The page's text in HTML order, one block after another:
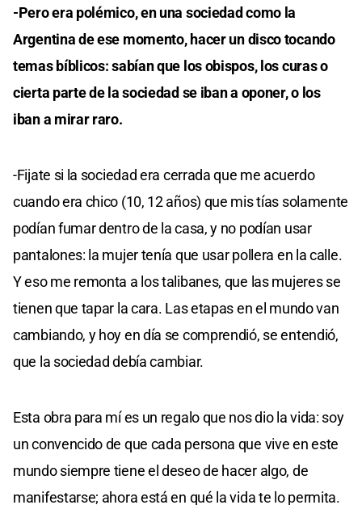
-Pero era polémico, en una sociedad como la
Argentina de ese momento, hacer un disco tocando
temas bíblicos: sabían que los obispos, los curas o
cierta parte de la sociedad se iban a oponer, o los
iban a mirar raro.
-Fijate si la sociedad era cerrada que me acuerdo
cuando era chico (10, 12 años) que mis tías solamente
podían fumar dentro de la casa, y no podían usar
pantalones: la mujer tenía que usar pollera en la calle.
Y eso me remonta a los talibanes, que las mujeres se
tienen que tapar la cara. Las etapas en el mundo van
cambiando, y hoy en día se comprendió, se entendió,
que la sociedad debía cambiar.
Esta obra para mí es un regalo que nos dio la vida: soy
un convencido de que cada persona que vive en este
mundo siempre tiene el deseo de hacer algo, de
manifestarse; ahora está en qué la vida te lo permita.